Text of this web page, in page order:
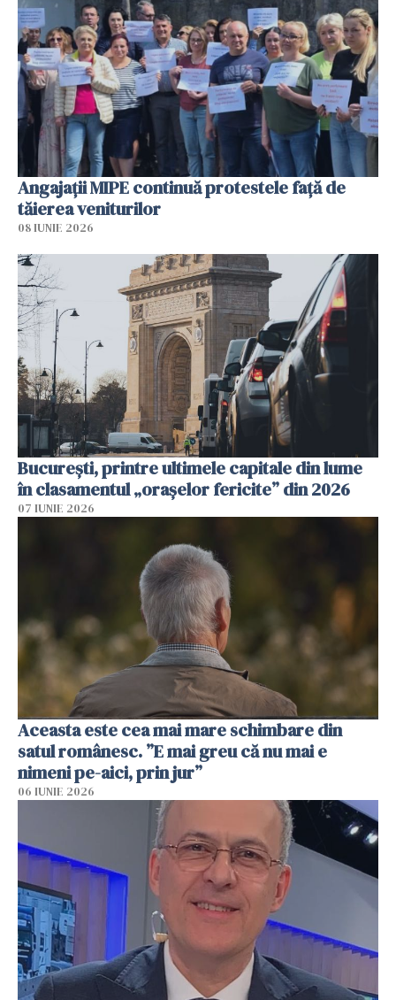
Angajaţii MIPE continuă protestele faţă de
tăierea veniturilor
08 IUNIE 2026
București, printre ultimele capitale din lume
în clasamentul „orașelor fericite” din 2026
07 IUNIE 2026
Aceasta este cea mai mare schimbare din
satul românesc. ”E mai greu că nu mai e
nimeni pe-aici, prin jur”
06 IUNIE 2026